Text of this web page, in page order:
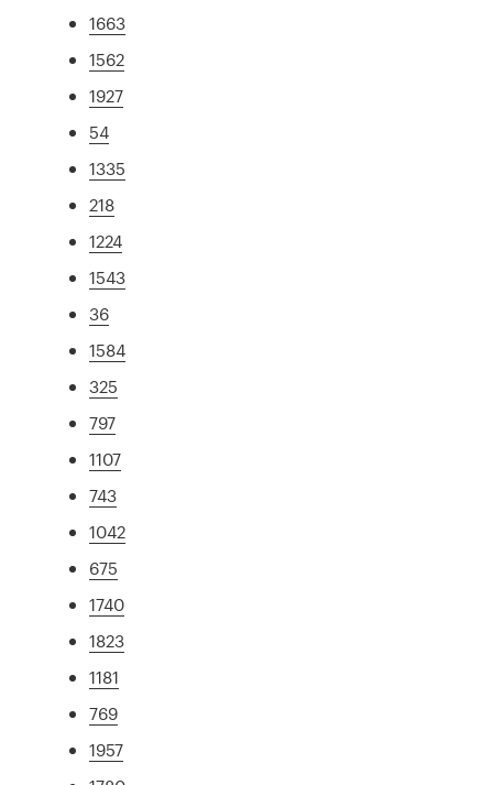
1663
1562
1927
54
1335
218
1224
1543
36
1584
325
797
1107
743
1042
675
1740
1823
1181
769
1957